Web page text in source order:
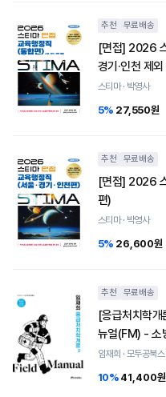
추천 무료배송
[면접] 2026
경기·인천 제외
스티마 · 박영사
5% 27,550원
추천 무료배송
[면접] 2026
편)
스티마 · 박영사
5% 26,600원
추천 무료배송
[응급처치학
뉴얼(FM) - 소
임재희 · 모두공북스
10% 41,400원